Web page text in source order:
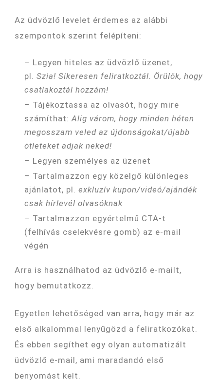
Az üdvözlő levelet érdemes az alábbi
szempontok szerint felépíteni:
– Legyen hiteles az üdvözlő üzenet,
pl. Szia! Sikeresen feliratkoztál. Örülök, hogy
csatlakoztál hozzám!
– Tájékoztassa az olvasót, hogy mire
számíthat: Alig várom, hogy minden héten
megosszam veled az újdonságokat/újabb
ötleteket adjak neked!
– Legyen személyes az üzenet
– Tartalmazzon egy közelgő különleges
ajánlatot, pl. exkluzív kupon/videó/ajándék
csak hírlevél olvasóknak
– Tartalmazzon egyértelmű CTA-t
(felhívás cselekvésre gomb) az e-mail
végén
Arra is használhatod az üdvözlő e-mailt,
hogy bemutatkozz.
Egyetlen lehetőséged van arra, hogy már az
első alkalommal lenyűgözd a feliratkozókat.
És ebben segíthet egy olyan automatizált
üdvözlő e-mail, ami maradandó első
benyomást kelt.